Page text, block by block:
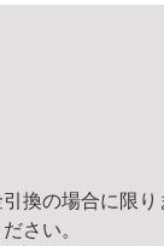
換の場合に限
さい。